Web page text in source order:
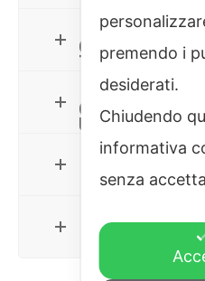
COOPERATIVE
CORPO
U.T.B.
premendo i
desiderati.
Chiudendo
informativa
senza